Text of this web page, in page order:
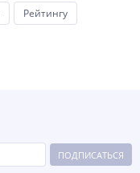
Рейтингу
ПОДПИСАТЬСЯ